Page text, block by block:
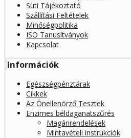
Süti Tájékoztató
Szállítási Feltételek
Minőségpolitika
ISO Tanusítványok
Kapcsolat
Információk
Egészségpénztárak
Cikkek
Az Önellenörző Tesztek
Enzimes béldaganatszűrés
Magánrendelések
Mintavételi instrukciók